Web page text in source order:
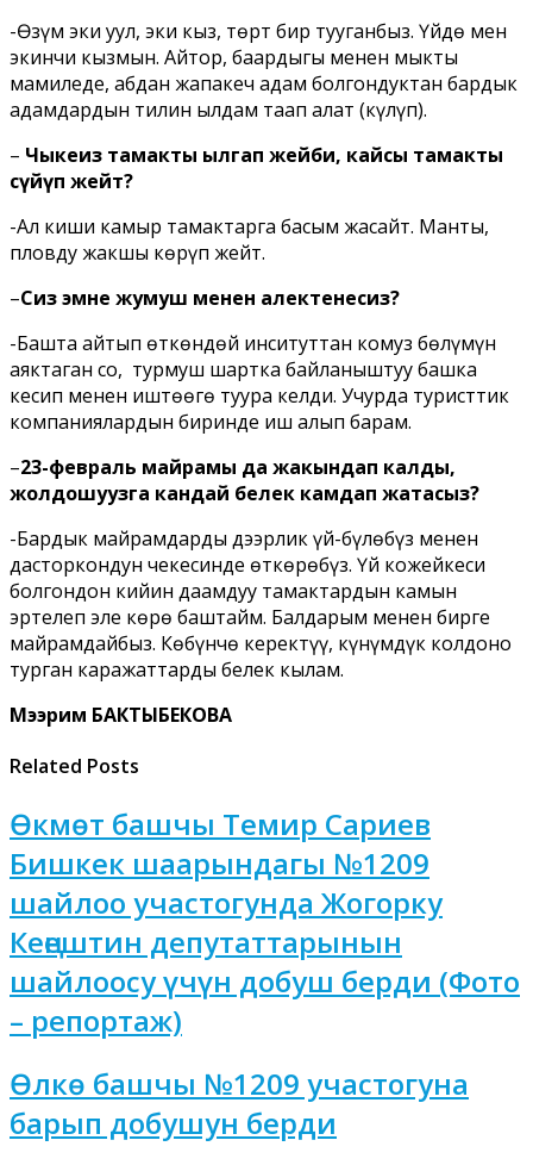
-Өзүм эки уул, эки кыз, төрт бир тууганбыз. Үйдө мен
экинчи кызмын. Айтор, баардыгы менен мыкты
мамиледе, абдан жапакеч адам болгондуктан бардык
адамдардын тилин ылдам таап алат (күлүп).
– Чыкеңиз тамакты ылгап жейби, кайсы тамакты
сүйүп жейт?
-Ал киши камыр тамактарга басым жасайт. Манты,
пловду жакшы көрүп жейт.
–Сиз эмне жумуш менен алектенесиз?
-Башта айтып өткөндөй инситуттан комуз бөлүмүн
аяктаган соң, турмуш шартка байланыштуу башка
кесип менен иштөөгө туура келди. Учурда туристтик
компаниялардын биринде иш алып барам.
–23-февраль майрамы да жакындап калды,
жолдошуңузга кандай белек камдап жатасыз?
-Бардык майрамдарды дээрлик үй-бүлөбүз менен
дасторкондун чекесинде өткөрөбүз. Үй кожейкеси
болгондон кийин даамдуу тамактардын камын
эртелеп эле көрө баштайм. Балдарым менен бирге
майрамдайбыз. Көбүнчө керектүү, күнүмдүк колдоно
турган каражаттарды белек кылам.
Мээрим БАКТЫБЕКОВА
Related Posts
Өкмөт башчы Темир Сариев
Бишкек шаарындагы №1209
шайлоо участогунда Жогорку
Кеңештин депутаттарынын
шайлоосу үчүн добуш берди (Фото
– репортаж)
Өлкө башчы №1209 участогуна
барып добушун берди